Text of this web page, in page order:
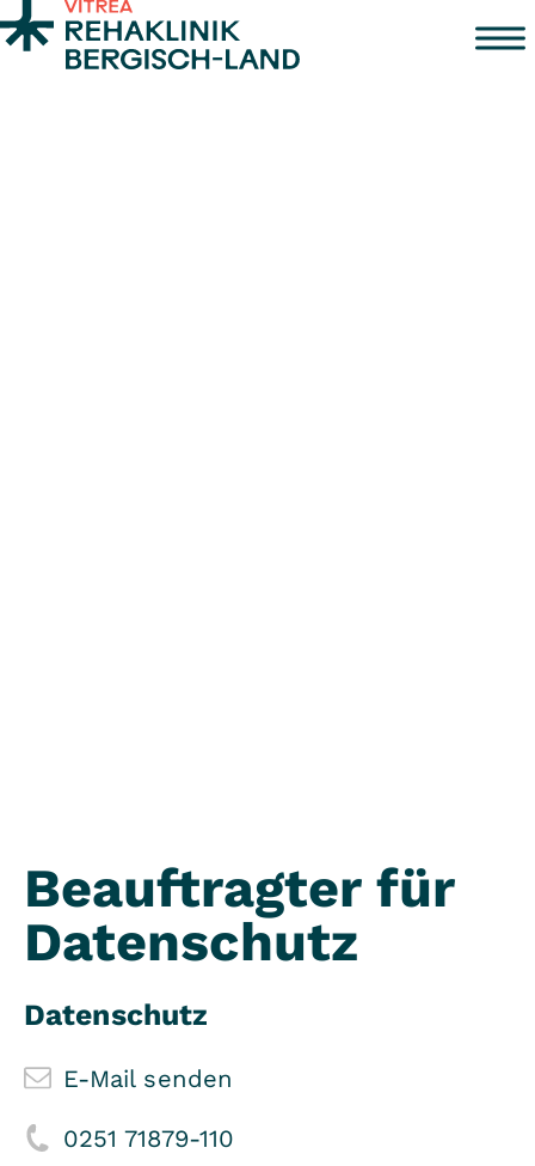
Zum Inhalt springen
Beauftragter für
Datenschutz
Datenschutz
E-Mail senden
0251 71879-110